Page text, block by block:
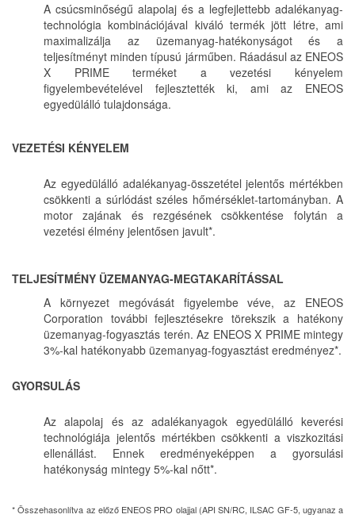
A csúcsminőségű alapolaj és a legfejlettebb adalékanyag-
technológia kombinációjával kiváló termék jött létre, ami
maximalizálja az üzemanyag-hatékonyságot és a
teljesítményt minden típusú járműben. Ráadásul az ENEOS
X PRIME terméket a vezetési kényelem
figyelembevételével fejlesztették ki, ami az ENEOS
egyedülálló tulajdonsága.
VEZETÉSI KÉNYELEM
Az egyedülálló adalékanyag-összetétel jelentős mértékben
csökkenti a súrlódást széles hőmérséklet-tartományban. A
motor zajának és rezgésének csökkentése folytán a
vezetési élmény jelentősen javult*.
TELJESÍTMÉNY ÜZEMANYAG-MEGTAKARÍTÁSSAL
A környezet megóvását figyelembe véve, az ENEOS
Corporation további fejlesztésekre törekszik a hatékony
üzemanyag-fogyasztás terén. Az ENEOS X PRIME mintegy
3%-kal hatékonyabb üzemanyag-fogyasztást eredményez*.
GYORSULÁS
Az alapolaj és az adalékanyagok egyedülálló keverési
technológiája jelentős mértékben csökkenti a viszkozitási
ellenállást. Ennek eredményeképpen a gyorsulási
hatékonyság mintegy 5%-kal nőtt*.
* Összehasonlítva az előző ENEOS PRO olajjal (API SN/RC, ILSAC GF-5, ugyanaz a